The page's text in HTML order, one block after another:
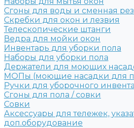
Сгоны для воды и сменная
Скребки для окон и лезвия
Телескопические штанги
Ведра для мойки окон
Инвентарь для уборки пола
Наборы для уборки пола
Держатели для моющих
МОПы (моющие насадки для
Ручки для уборочного
Сгоны для пола / совки
Совки
Аксессуары для тележек,
доп.оборудование